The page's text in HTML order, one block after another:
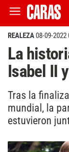
REALEZA08-09-2022
La
Isabel II
Tras la
mundial, la
estuvieron